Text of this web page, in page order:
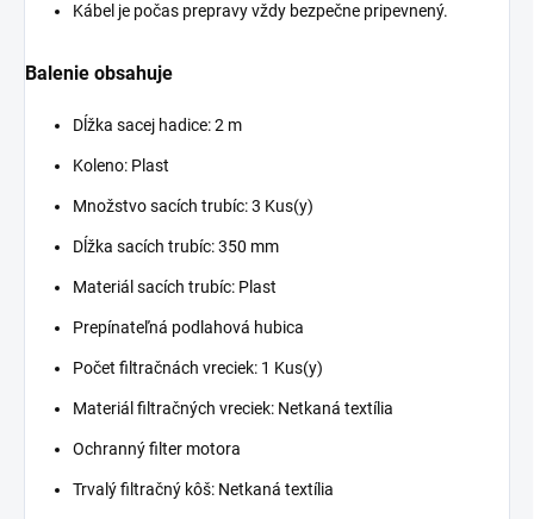
Kábel je počas prepravy vždy bezpečne pripevnený.
Balenie obsahuje
Dĺžka sacej hadice: 2 m
Koleno: Plast
Množstvo sacích trubíc: 3 Kus(y)
Dĺžka sacích trubíc: 350 mm
Materiál sacích trubíc: Plast
Prepínateľná podlahová hubica
Počet filtračnách vreciek: 1 Kus(y)
Materiál filtračných vreciek: Netkaná textília
Ochranný filter motora
Trvalý filtračný kôš: Netkaná textília